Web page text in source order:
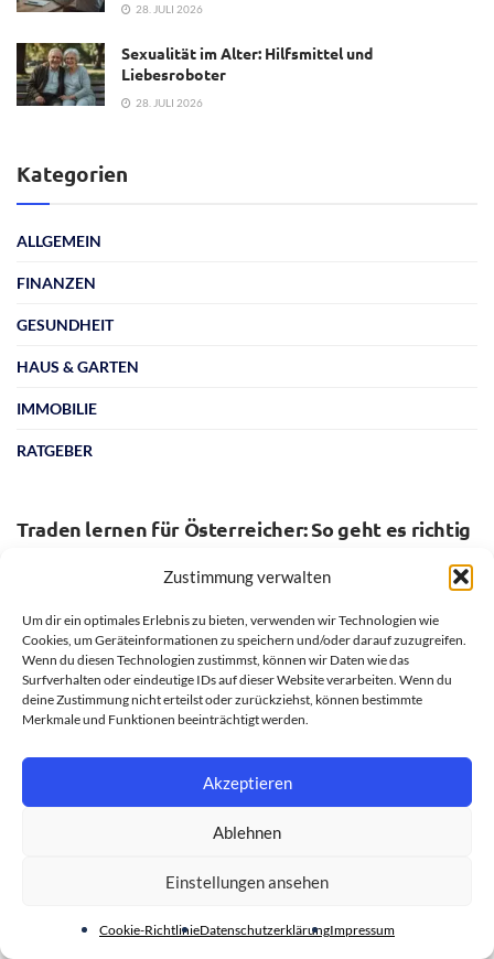
Zustimmung verwalten
Um dir ein optimales Erlebnis zu bieten, verwenden wir Technologien wie
Cookies, um Geräteinformationen zu speichern und/oder darauf zuzugreifen.
Wenn du diesen Technologien zustimmst, können wir Daten wie das
Surfverhalten oder eindeutige IDs auf dieser Website verarbeiten. Wenn du
deine Zustimmung nicht erteilst oder zurückziehst, können bestimmte
Merkmale und Funktionen beeinträchtigt werden.
Akzeptieren
Ablehnen
Einstellungen ansehen
Cookie-RichtlinieDatenschutzerklärungImpressum
28. JULI 2026
Sexualität im Alter: Hilfsmittel und
Liebesroboter
28. JULI 2026
Kategorien
ALLGEMEIN
FINANZEN
GESUNDHEIT
HAUS & GARTEN
IMMOBILIE
RATGEBER
Traden lernen für Österreicher: So geht es richtig